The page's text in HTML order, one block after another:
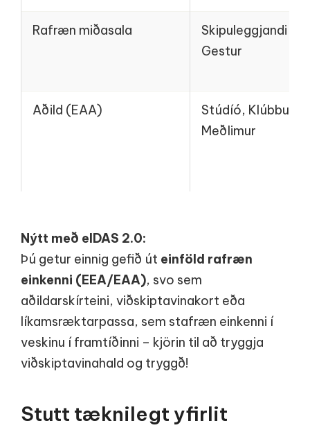
Rafræn miðasala
Skipuleggjandi -
Gestur
Aðild (EAA)
Stúdíó, Klúbbur -
Meðlimur
Nýtt með eIDAS 2.0:
Þú getur einnig gefið út einföld rafræn
einkenni (EEA/EAA), svo sem
aðildarskírteini, viðskiptavinakort eða
líkamsræktarpassa, sem stafræn einkenni í
veskinu í framtíðinni – kjörin til að tryggja
viðskiptavina­hald og tryggð!
Stutt tæknilegt yfirlit